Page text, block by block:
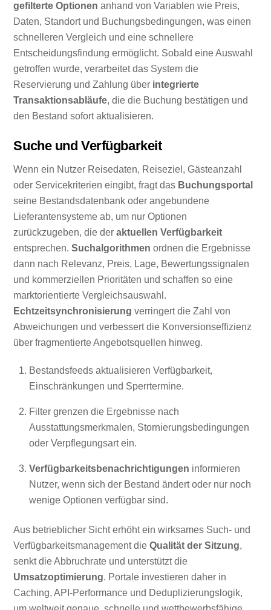
gefilterte Optionen anhand von Variablen wie Preis,
Daten, Standort und Buchungsbedingungen, was einen
schnelleren Vergleich und eine schnellere
Entscheidungsfindung ermöglicht. Sobald eine Auswahl
getroffen wurde, verarbeitet das System die
Reservierung und Zahlung über integrierte
Transaktionsabläufe, die die Buchung bestätigen und
den Bestand sofort aktualisieren.
Suche und Verfügbarkeit
Wenn ein Nutzer Reisedaten, Reiseziel, Gästeanzahl
oder Servicekriterien eingibt, fragt das Buchungsportal
seine Bestandsdatenbank oder angebundene
Lieferantensysteme ab, um nur Optionen
zurückzugeben, die deraktuellen Verfügbarkeit
entsprechen.Suchalgorithmen ordnen die Ergebnisse
dann nach Relevanz, Preis, Lage, Bewertungssignalen
und kommerziellen Prioritäten und schaffen so eine
marktorientierte Vergleichsauswahl.
Echtzeitsynchronisierung verringert die Zahl von
Abweichungen und verbessert die Konversionseffizienz
über fragmentierte Angebotsquellen hinweg.
Bestandsfeeds aktualisieren Verfügbarkeit,
Einschränkungen und Sperrtermine.
Filter grenzen die Ergebnisse nach
Ausstattungsmerkmalen, Stornierungsbedingungen
oder Verpflegungsart ein.
Verfügbarkeitsbenachrichtigungen informieren
Nutzer, wenn sich der Bestand ändert oder nur noch
wenige Optionen verfügbar sind.
Aus betrieblicher Sicht erhöht ein wirksames Such- und
Verfügbarkeitsmanagement dieQualität der Sitzung,
senkt die Abbruchrate und unterstützt die
Umsatzoptimierung. Portale investieren daher in
Caching, API-Performance und Deduplizierungslogik,